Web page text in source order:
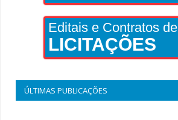
Editais e Contratos de
LICITAÇÕES
ÚLTIMAS PUBLICAÇÕES